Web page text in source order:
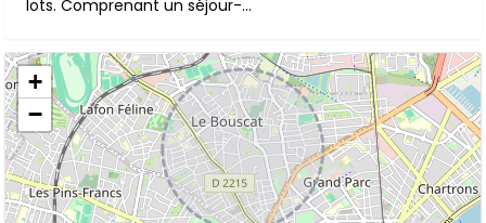
lots. Comprenant un séjour-...
+
−